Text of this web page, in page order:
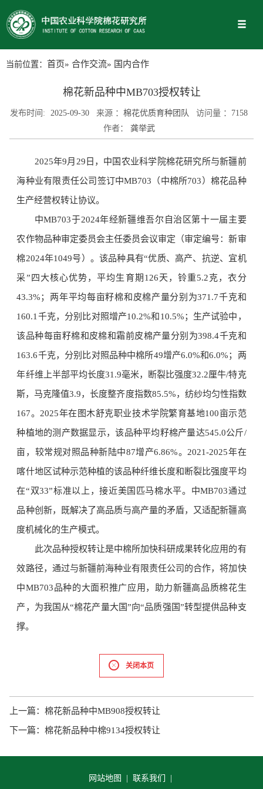
当前位置： 首页» 合作交流» 国内合作
棉花新品种中MB703授权转让
发布时间: 2025-09-30 来源 ： 棉花优质育种团队 访问量 ： 7158
作者：
龚举武
2025年9月29日，中国农业科学院棉花研究所与新疆前
海种业有限责任公司签订中MB703（中棉所703）棉花品种
生产经营权转让协议。
中MB703于2024年经新疆维吾尔自治区第十一届主要
农作物品种审定委员会主任委员会议审定（审定编号：新审
棉2024年1049号）。该品种具有“优质、高产、抗逆、宜机
采”四大核心优势，平均生育期126天，铃重5.2克，衣分
43.3%；两年平均每亩籽棉和皮棉产量分别为371.7千克和
160.1千克，分别比对照增产10.2%和10.5%；生产试验中，
该品种每亩籽棉和皮棉和霜前皮棉产量分别为398.4千克和
163.6千克，分别比对照品种中棉所49增产6.0%和6.0%；两
年纤维上半部平均长度31.9毫米，断裂比强度32.2厘牛/特克
斯，马克隆值3.9，长度整齐度指数85.5%，纺纱均匀性指数
167。2025年在图木舒克职业技术学院繁育基地100亩示范
种植地的测产数据显示，该品种平均籽棉产量达545.0公斤/
亩，较常规对照品种新陆中87增产6.86%。2021-2025年在
喀什地区试种示范种植的该品种纤维长度和断裂比强度平均
在“双33”标准以上，接近美国匹马棉水平。中MB703通过
品种创新，既解决了高品质与高产量的矛盾，又适配新疆高
度机械化的生产模式。
此次品种授权转让是中棉所加快科研成果转化应用的有
效路径，通过与新疆前海种业有限责任公司的合作，将加快
中MB703品种的大面积推广应用，助力新疆高品质棉花生
产，为我国从“棉花产量大国”向“品质强国”转型提供品种支
撑。
关闭本页
上一篇： 棉花新品种中MB908授权转让
下一篇： 棉花新品种中棉9134授权转让
网站地图 | 联系我们 |